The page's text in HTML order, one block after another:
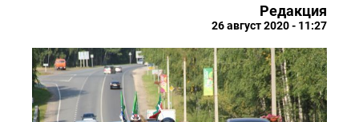
Редакция
26 август 2020 - 11:27